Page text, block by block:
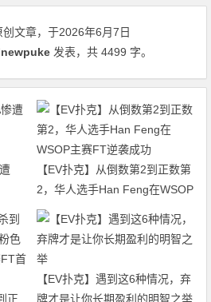
创文章，于2026年6月7日
发表，共 4499 字。
【EV扑克】从倒数第2到正数第
2，华人选手Han Feng在WSOP
主赛FT逆袭成功
正
【EV扑克】遇到这6种情况，弃
牌才是让你长期盈利的明智之举